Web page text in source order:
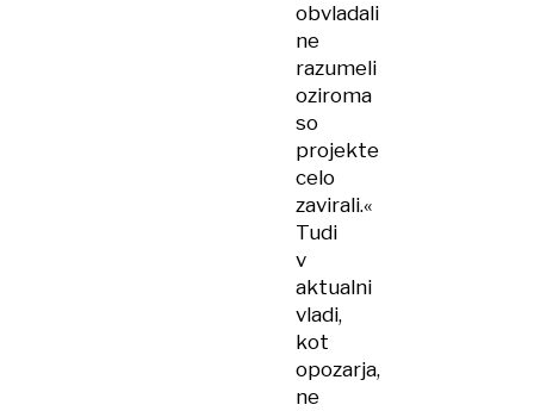
obvladali
ne
razumeli
oziroma
so
projekte
celo
zavirali.«
Tudi
v
aktualni
vladi,
kot
opozarja,
ne